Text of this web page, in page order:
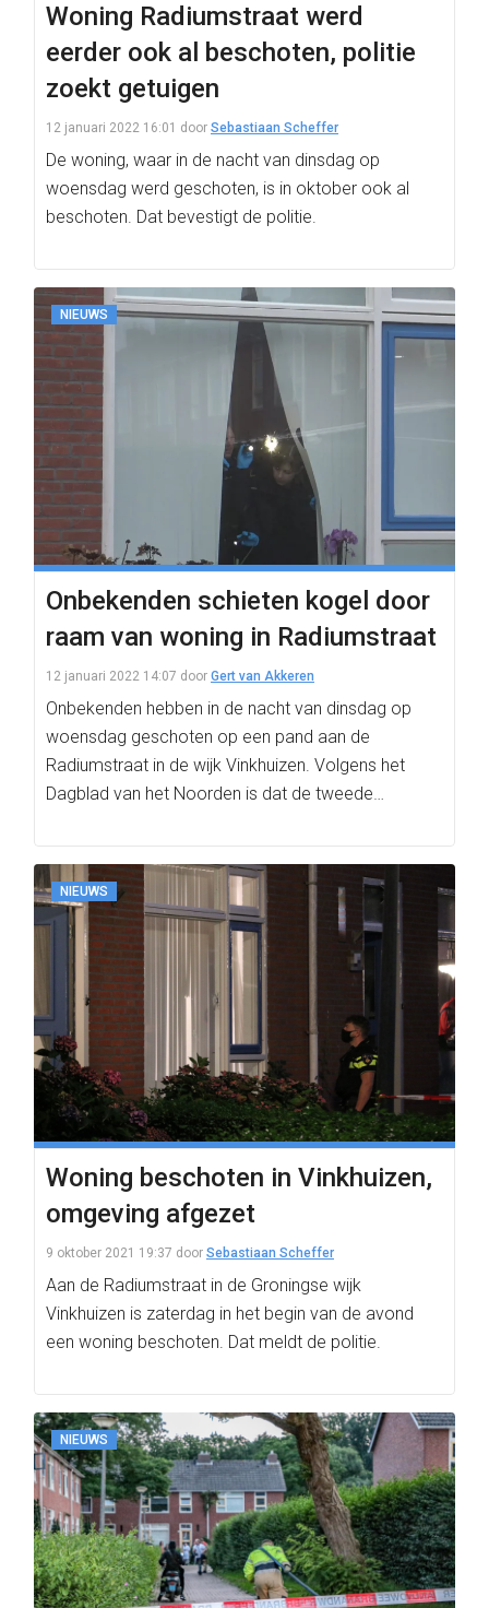
Woning Radiumstraat werd
eerder ook al beschoten, politie
zoekt getuigen
12 januari 2022 16:01 door Sebastiaan Scheffer
De woning, waar in de nacht van dinsdag op
woensdag werd geschoten, is in oktober ook al
beschoten. Dat bevestigt de politie.
NIEUWS
Onbekenden schieten kogel door
raam van woning in Radiumstraat
12 januari 2022 14:07 door Gert van Akkeren
Onbekenden hebben in de nacht van dinsdag op
woensdag geschoten op een pand aan de
Radiumstraat in de wijk Vinkhuizen. Volgens het
Dagblad van het Noorden is dat de tweede…
NIEUWS
Woning beschoten in Vinkhuizen,
omgeving afgezet
9 oktober 2021 19:37 door Sebastiaan Scheffer
Aan de Radiumstraat in de Groningse wijk
Vinkhuizen is zaterdag in het begin van de avond
een woning beschoten. Dat meldt de politie.
NIEUWS